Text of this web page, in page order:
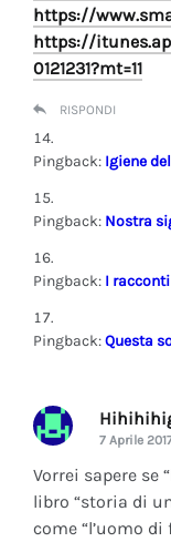
https://
https://
0121231?mt=11
RISPONDI
Pingback: Igiene
Pingback: Nostra
Pingback: I
Pingback:Questa
7 Aprile
Vorrei sapere se
libro “storia di
come “l’uomo di